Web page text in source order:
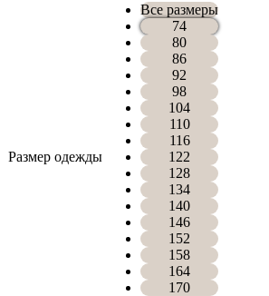
Размер одежды
Все размеры
74
80
86
92
98
104
110
116
122
128
134
140
146
152
158
164
170